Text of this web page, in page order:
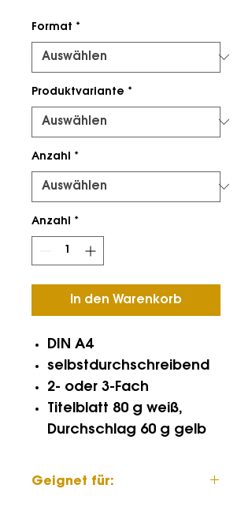
Format *
Produktvariante *
Anzahl *
Anzahl *
In den Warenkorb
DIN A4
selbstdurchschreibend
2- oder 3-Fach
Titelblatt 80 g weiß,
Durchschlag 60 g gelb
Geignet für: